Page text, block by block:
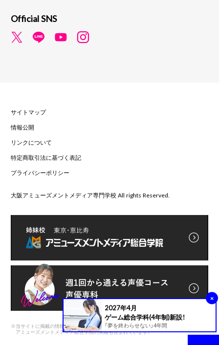
2027年4月
ゲーム総合学科(4年制)新設！
「夢を終わらせない」4年間
×
Official SNS
サイトマップ
情報公開
リンクについて
特定商取引法に基づく表記
プライバシーポリシー
大阪アミューズメントメディア専門学校 All rights Reserved.
※当サイトに掲載の情報は前身である
アミューズメントメディア総合学院の実績も含まれています。